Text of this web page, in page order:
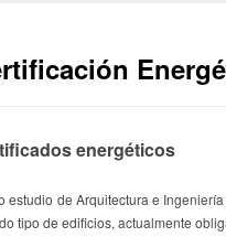
energéticos
estudio de Arquitectura e
tipo de edificios, actualmente